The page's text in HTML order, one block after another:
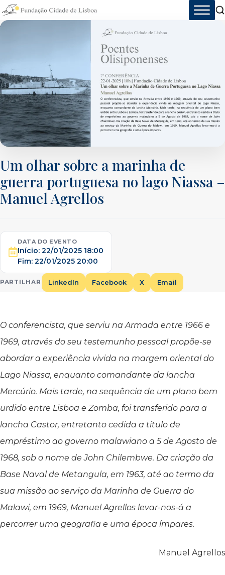
Skip
to
content
Um olhar sobre a marinha de
guerra portuguesa no lago Niassa –
Manuel Agrellos
DATA DO EVENTO
Início: 22/01/2025 18:00
Fim: 22/01/2025 20:00
PARTILHAR LinkedIn Facebook X Email
O conferencista, que serviu na Armada entre 1966 e
1969, através do seu testemunho pessoal propõe-se
abordar a experiência vivida na margem oriental do
Lago Niassa, enquanto comandante da lancha
Mercúrio. Mais tarde, na sequência de um plano bem
urdido entre Lisboa e Zomba, foi transferido para a
lancha Castor, entretanto cedida a título de
empréstimo ao governo malawiano a 5 de Agosto de
1968, sob o nome deJohn Chilembwe. Da criação da
Base Naval de Metangula, em 1963, até ao termo da
sua missão ao serviço da Marinha de Guerra do
Malawi, em 1969, Manuel Agrellos levar-nos-á a
percorrer uma geografia e uma época ímpares.
Manuel Agrellos